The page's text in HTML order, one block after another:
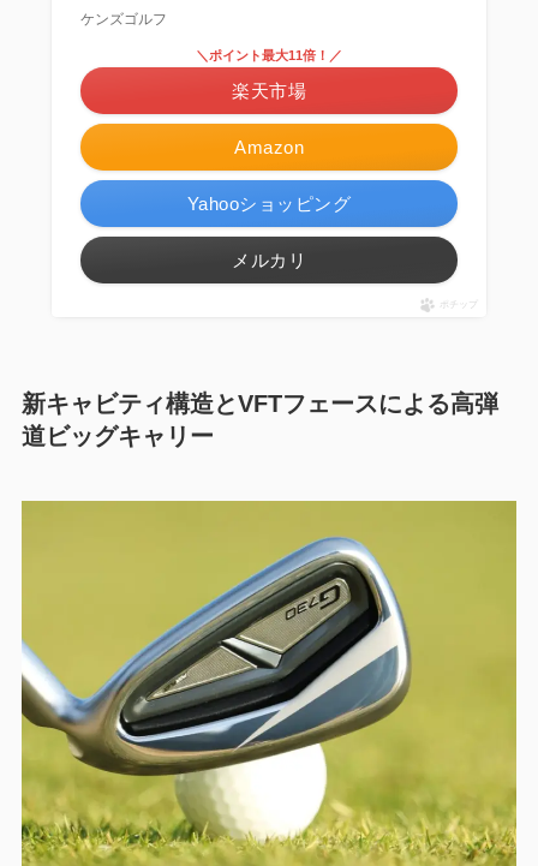
ケンズゴルフ
Amazon
＼ポイント最大11倍！／
楽天市場
Yahooショッピング
メルカリ
ポチップ
新キャビティ構造とVFTフェースによる高弾
道ビッグキャリー